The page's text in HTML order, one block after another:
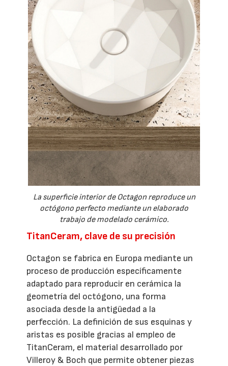
La superficie interior de Octagon reproduce un
octógono perfecto mediante un elaborado
trabajo de modelado cerámico.
TitanCeram, clave de su precisión
Octagon se fabrica en Europa mediante un
proceso de producción específicamente
adaptado para reproducir en cerámica la
geometría del octógono, una forma
asociada desde la antigüedad a la
perfección. La definición de sus esquinas y
aristas es posible gracias al empleo de
TitanCeram, el material desarrollado por
Villeroy & Boch que permite obtener piezas